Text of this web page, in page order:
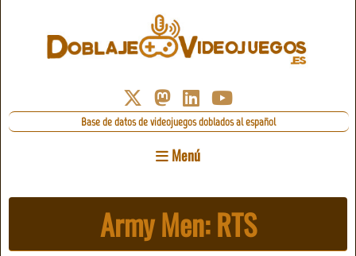
Base de datos de videojuegos doblados al español
Menú
Army Men: RTS